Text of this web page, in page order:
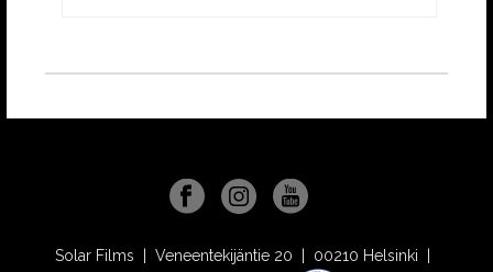
Solar Films | Veneentekijäntie 20 | 00210 Helsinki |